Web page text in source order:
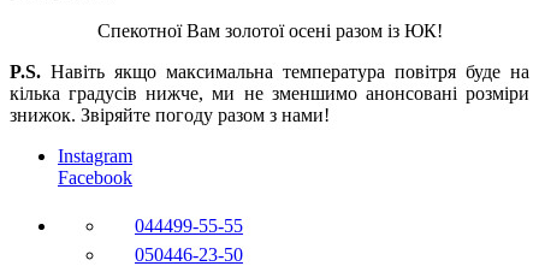
Спекотної Вам золотої осені разом із ЮК!
P.S. Навіть якщо максимальна температура повітря буде на
кілька градусів нижче, ми не зменшимо анонсовані розміри
знижок. Звіряйте погоду разом з нами!
Instagram
Facebook
044499-55-55
050446-23-50